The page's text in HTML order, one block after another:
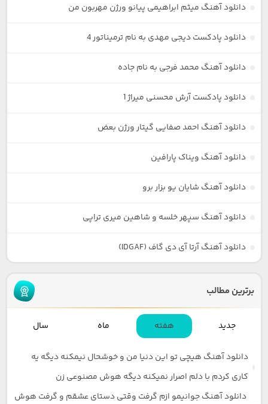
دانلود آهنگ میثم ابراهیمی پیانو ورژن مهربون من
دانلود پادکست دیجی مهدی به نام ترمیناتور 4
دانلود آهنگ محمد فرجی به نام جاده
دانلود پادکست آرش محسنی میراژ 1
دانلود آهنگ احمد صفایی گیتار ورژن بعض
دانلود آهنگ ویناک پارافین
دانلود آهنگ شایان یو بزار برو
دانلود آهنگ سپهر خلسه و شاهین میری تراپی
دانلود آهنگ آرتا آی دی گاف (IDGAF)
برترین مطالب
جدید هفته ماه سال
دانلود آهنگ هیچی تو این دنیا من و خوشحال نیمکنه دیگه یه
کاری کردم با دلم اصرار نمیکنه دیگه هوش مصنوعی زن
دانلود آهنگ جوانیمو ازم گرفت وقتی دستای عشقم و گرفت هوش